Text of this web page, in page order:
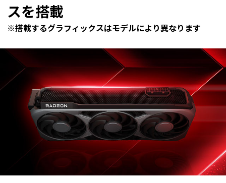
スを搭載
※搭載するグラフィックスはモデルにより異なります